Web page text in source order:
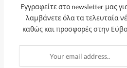
Εγγραφείτε στο newsletter μας
λαμβάνετε όλα τα τελευταία
καθώς και προσφορές στην